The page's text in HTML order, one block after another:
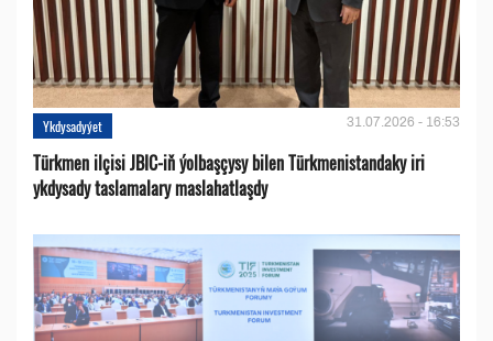
Ykdysadyýet 31.07.2026 - 16:53
Türkmen ilçisi JBIC-iň ýolbaşçysy bilen Türkmenistandaky iri
ykdysady taslamalary maslahatlaşdy